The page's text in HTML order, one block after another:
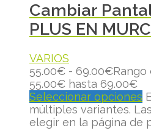
Cambiar
PLUS EN
VARIOS
55.00€ - 69.00€Rango
55.00€ hasta 69.00€
Seleccionar opciones
múltiples variantes.
elegir en la página de